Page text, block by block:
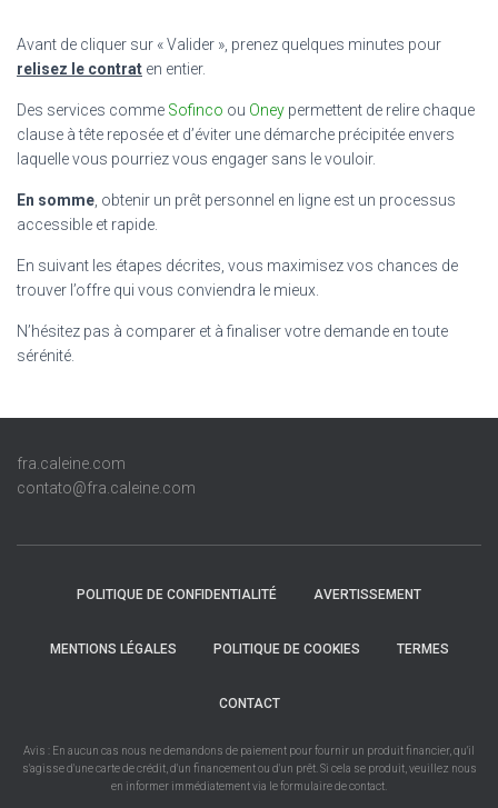
Avant de cliquer sur « Valider », prenez quelques minutes pour
relisez le contrat en entier.
Des services comme Sofinco ou Oney permettent de relire chaque
clause à tête reposée et d’éviter une démarche précipitée envers
laquelle vous pourriez vous engager sans le vouloir.
En somme , obtenir un prêt personnel en ligne est un processus
accessible et rapide.
En suivant les étapes décrites, vous maximisez vos chances de
trouver l’offre qui vous conviendra le mieux.
N’hésitez pas à comparer et à finaliser votre demande en toute
sérénité.
fra.caleine.com
contato@fra.caleine.com
POLITIQUE DE CONFIDENTIALITÉ AVERTISSEMENT
MENTIONS LÉGALES POLITIQUE DE COOKIES TERMES
CONTACT
Avis : En aucun cas nous ne demandons de paiement pour fournir un produit financier, qu'il
s'agisse d'une carte de crédit, d'un financement ou d'un prêt. Si cela se produit, veuillez nous
en informer immédiatement via le formulaire de contact.